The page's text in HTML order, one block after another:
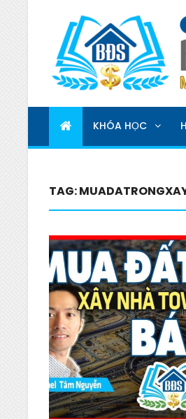
HỌC VIỆN
MỞ KHOÁ SỰ THỊNH VƯỢNG
KHÓA HỌC
TAG: